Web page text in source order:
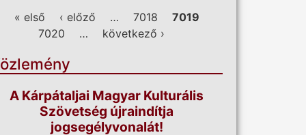
Oldalak
« első ‹ előző … 7018
7019
7020
… következő ›
A Kárpátaljai Magyar Kulturális
Szövetség újraindítja
jogsegélyvonalát!